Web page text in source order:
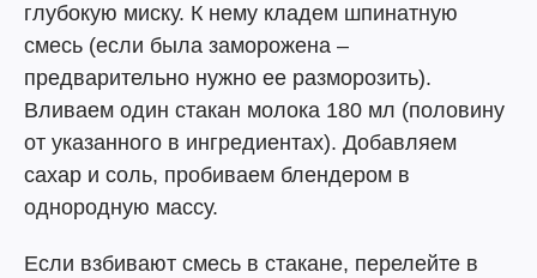
глубокую миску. К нему кладем шпинатную
смесь (если была заморожена –
предварительно нужно ее разморозить).
Вливаем один стакан молока 180 мл (половину
от указанного в ингредиентах). Добавляем
сахар и соль, пробиваем блендером в
однородную массу.
Если взбивают смесь в стакане, перелейте в